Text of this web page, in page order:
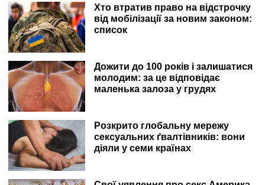
Хто втратив право на відстрочку
від мобілізації за новим законом:
список
Дожити до 100 років і залишатися
молодим: за це відповідає
маленька залоза у грудях
Розкрито глобальну мережу
сексуальних ґвалтівників: вони
діяли у семи країнах